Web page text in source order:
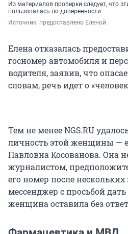
Из материалов проверки следует, что
пользовалась по доверенности
Источник: предоставлено Еленой
Елена отказалась
госномер автомобиля и
водителя, заявив, что
словам, речь идет о
Тем не менее NGS.RU
личность этой женщины —
Павловна Косованова. Она
журналистом,
его номер после
мессенджер с просьбой
женщина оставила без